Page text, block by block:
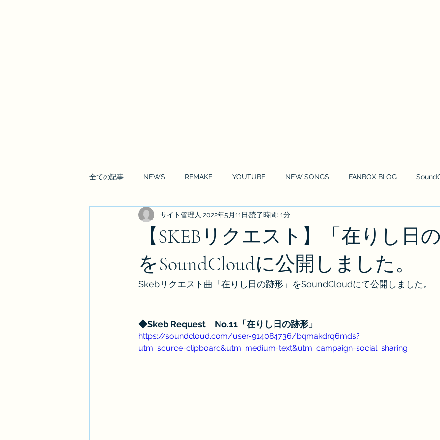
全ての記事 NEWS REMAKE YOUTUBE NEW SONGS FANBOX BLOG
【SKEBリクエスト】「在りし日
をSoundCloudに公開しました。
サイト管理人 2022年5月11日 読了時間: 1分
Skebリクエスト曲「在りし日の跡形」をSoundCloudにて公開しました。
◆Skeb Request　No.11「在りし日の跡形」
https://soundcloud.com/user-914084736/bqmakdrq6mds?
utm_source=clipboard&utm_medium=text&utm_campaign=social_sharing